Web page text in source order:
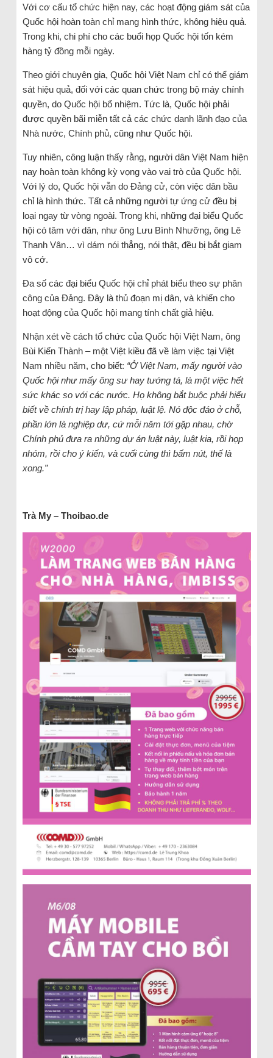
Với cơ cấu tổ chức hiện nay, các hoạt động giám sát của
Quốc hội hoàn toàn chỉ mang hình thức, không hiệu quả.
Trong khi, chi phí cho các buổi họp Quốc hội tốn kém
hàng tỷ đồng mỗi ngày.
Theo giới chuyên gia, Quốc hội Việt Nam chỉ có thể giám
sát hiệu quả, đối với các quan chức trong bộ máy chính
quyền, do Quốc hội bổ nhiệm. Tức là, Quốc hội phải
được quyền bãi miễn tất cả các chức danh lãnh đạo của
Nhà nước, Chính phủ, cũng như Quốc hội.
Tuy nhiên, công luận thấy rằng, người dân Việt Nam hiện
nay hoàn toàn không kỳ vọng vào vai trò của Quốc hội.
Với lý do, Quốc hội vẫn do Đảng cử, còn việc dân bầu
chỉ là hình thức. Tất cả những người tự ứng cử đều bị
loại ngay từ vòng ngoài. Trong khi, những đại biểu Quốc
hội có tâm với dân, như ông Lưu Bình Nhưỡng, ông Lê
Thanh Vân… vì dám nói thẳng, nói thật, đều bị bắt giam
vô cớ.
Đa số các đại biểu Quốc hội chỉ phát biểu theo sự phân
công của Đảng. Đây là thủ đoạn mị dân, và khiến cho
hoạt động của Quốc hội mang tính chất giả hiệu.
Nhận xét về cách tổ chức của Quốc hội Việt Nam, ông
Bùi Kiến Thành – một Việt kiều đã về làm việc tại Việt
Nam nhiều năm, cho biết: “Ở Việt Nam, mấy người vào
Quốc hội như mấy ông sư hay tướng tá, là một việc hết
sức khác so với các nước. Họ không bắt buộc phải hiểu
biết về chính trị hay lập pháp, luật lệ. Nó độc đáo ở chỗ,
phần lớn là nghiệp dư, cứ mỗi năm tới gặp nhau, chờ
Chính phủ đưa ra những dự án luật này, luật kia, rồi họp
nhóm, rồi cho ý kiến, và cuối cùng thì bấm nút, thế là
xong.”
Trà My – Thoibao.de